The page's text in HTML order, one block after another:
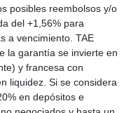
posibles reembolsos y/o
del +1,56% para
a vencimiento. TAE
la garantía se invierte en
y francesa con
liquidez. Si se considera
en depósitos e